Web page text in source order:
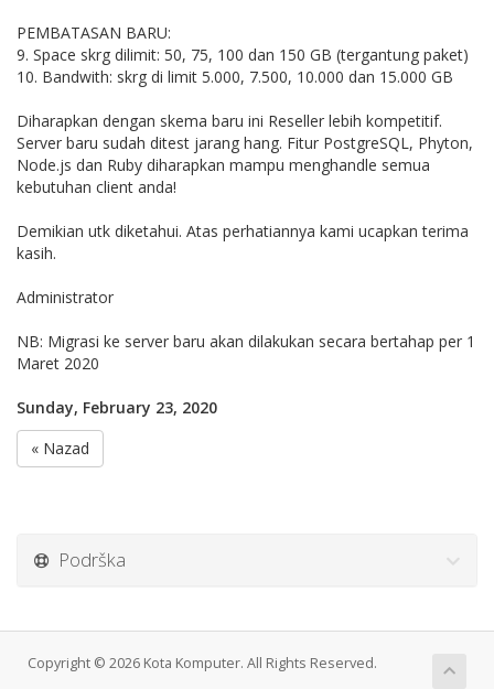
PEMBATASAN BARU:
9. Space skrg dilimit: 50, 75, 100 dan 150 GB (tergantung paket)
10. Bandwith: skrg di limit 5.000, 7.500, 10.000 dan 15.000 GB
Diharapkan dengan skema baru ini Reseller lebih kompetitif.
Server baru sudah ditest jarang hang. Fitur PostgreSQL, Phyton,
Node.js dan Ruby diharapkan mampu menghandle semua
kebutuhan client anda!
Demikian utk diketahui. Atas perhatiannya kami ucapkan terima
kasih.
Administrator
NB: Migrasi ke server baru akan dilakukan secara bertahap per 1
Maret 2020
Sunday, February 23, 2020
« Nazad
Podrška
Copyright © 2026 Kota Komputer. All Rights Reserved.